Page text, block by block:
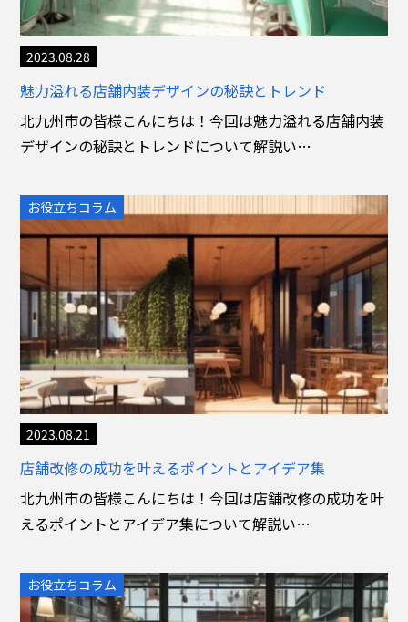
2023.08.28
魅力溢れる店舗内装デザインの秘訣とトレンド
北九州市の皆様こんにちは！今回は魅力溢れる店舗内装
デザインの秘訣とトレンドについて解説い…
お役立ちコラム
2023.08.21
店舗改修の成功を叶えるポイントとアイデア集
北九州市の皆様こんにちは！今回は店舗改修の成功を叶
えるポイントとアイデア集について解説い…
お役立ちコラム